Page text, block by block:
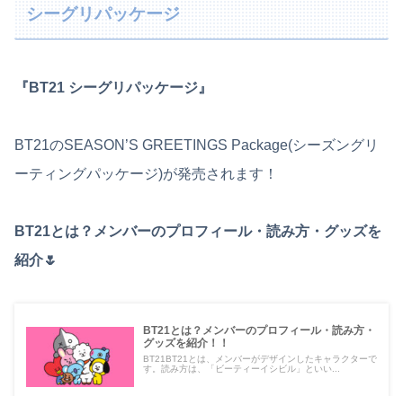
シーグリパッケージ
『BT21 シーグリパッケージ』
BT21のSEASON’S GREETINGS Package(シーズングリ
ーティングパッケージ)が発売されます！
BT21とは？メンバーのプロフィール・読み方・グッズを
紹介🌷
BT21とは？メンバーのプロフィール・読み方・
グッズを紹介！！
BT21BT21とは、メンバーがデザインしたキャラクターで
す。読み方は、「ビーティーイシビル」といい...